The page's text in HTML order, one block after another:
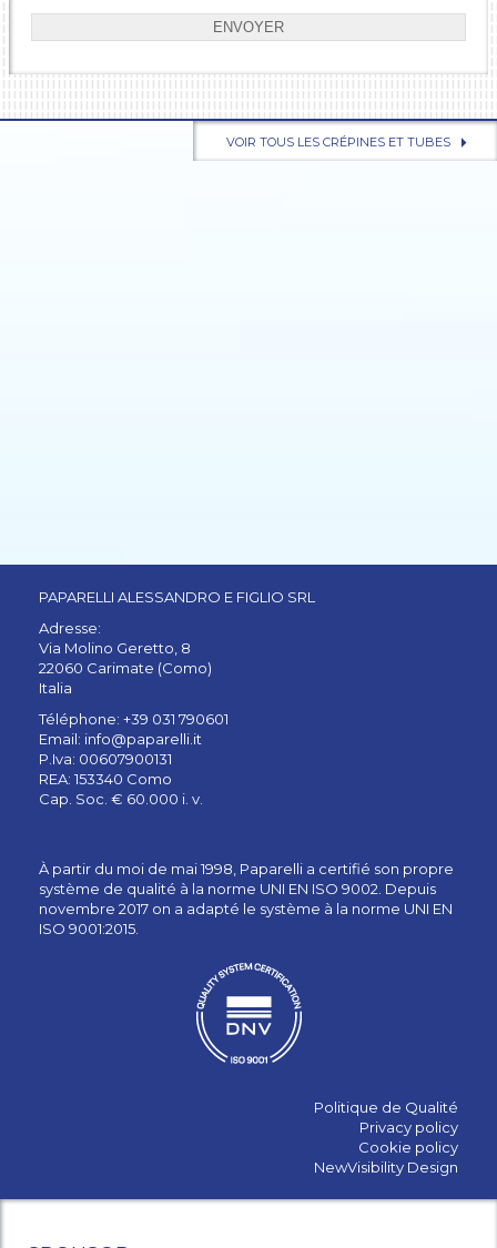
ENVOYER
VOIR TOUS LES CRÉPINES ET TUBES
PAPARELLI ALESSANDRO E FIGLIO SRL
Adresse:
Via Molino Geretto, 8
22060 Carimate (Como)
Italia
Téléphone: +39 031 790601
Email: info@paparelli.it
P.Iva: 00607900131
REA: 153340 Como
Cap. Soc. € 60.000 i. v.
À partir du moi de mai 1998, Paparelli a certifié son propre
système de qualité à la norme UNI EN ISO 9002. Depuis
novembre 2017 on a adapté le système à la norme UNI EN
ISO 9001:2015.
Politique de Qualité
Privacy policy
Cookie policy
NewVisibility Design